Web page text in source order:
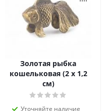
Золотая рыбка
кошельковая (2 х 1,2
см)
Уточняйте наличие